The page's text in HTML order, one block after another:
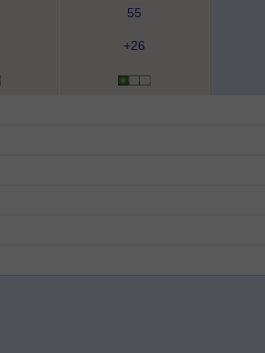
55
+26